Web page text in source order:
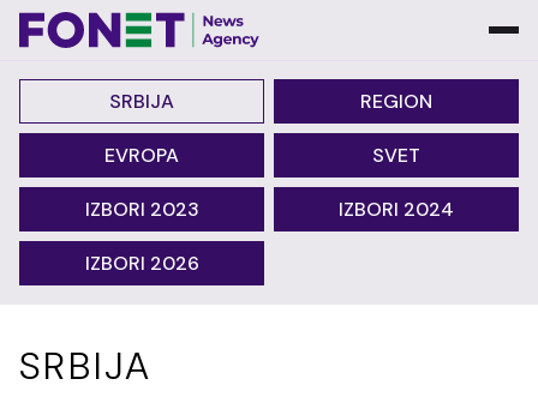
SRBIJA REGION
EVROPA SVET
IZBORI 2023 IZBORI 2024
IZBORI 2026
SRBIJA